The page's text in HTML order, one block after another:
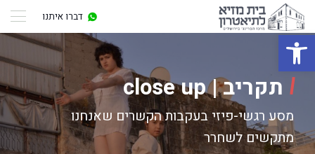
פתח סרגל נגישות
דברו איתנו
תקריב | close up
מסע רגשי-פיזי בעקבות הקשרים שאנחנו
מתקשים לשחרר